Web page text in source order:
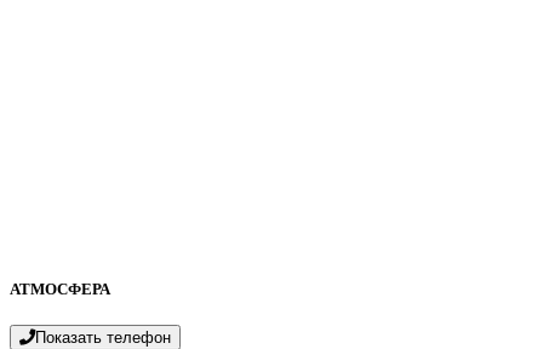
АТМОСФЕРА
Показать телефон